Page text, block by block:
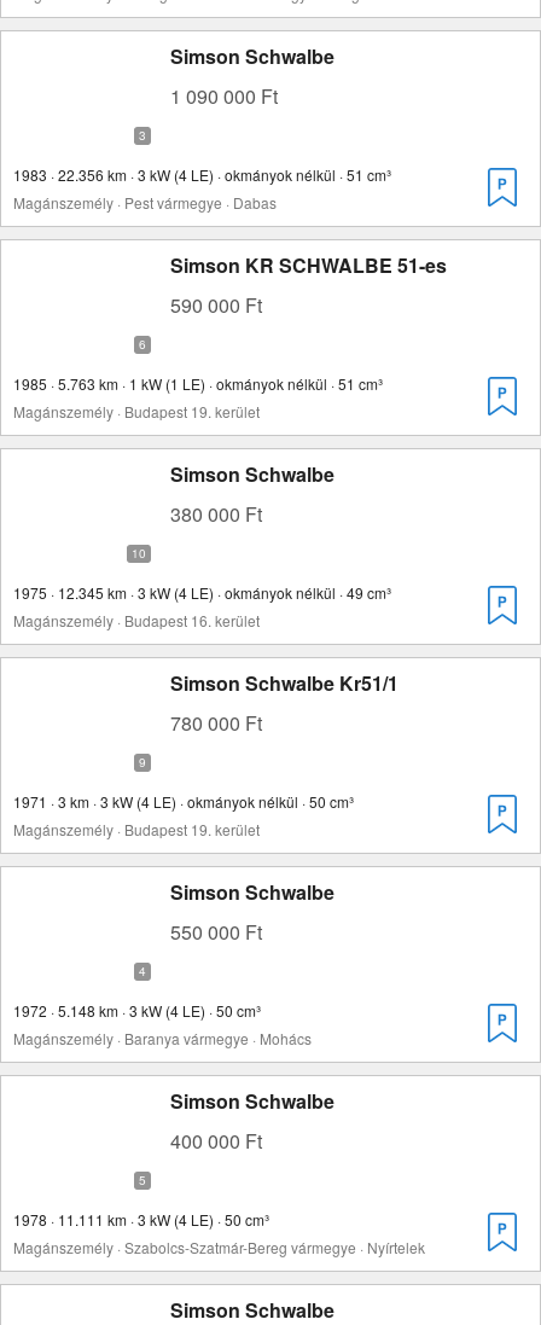
Simson Schwalbe
1 090 000 Ft
1983 · 22.356 km · 3 kW (4 LE) · okmányok nélkül · 51 cm³
Magánszemély · Pest vármegye · Dabas
Simson KR SCHWALBE 51-es
590 000 Ft
1985 · 5.763 km · 1 kW (1 LE) · okmányok nélkül · 51 cm³
Magánszemély · Budapest 19. kerület
Simson Schwalbe
380 000 Ft
1975 · 12.345 km · 3 kW (4 LE) · okmányok nélkül · 49 cm³
Magánszemély · Budapest 16. kerület
Simson Schwalbe Kr51/1
780 000 Ft
1971 · 3 km · 3 kW (4 LE) · okmányok nélkül · 50 cm³
Magánszemély · Budapest 19. kerület
Simson Schwalbe
550 000 Ft
1972 · 5.148 km · 3 kW (4 LE) · 50 cm³
Magánszemély · Baranya vármegye · Mohács
Simson Schwalbe
400 000 Ft
1978 · 11.111 km · 3 kW (4 LE) · 50 cm³
Magánszemély · Szabolcs-Szatmár-Bereg vármegye · Nyírtelek
Simson Schwalbe